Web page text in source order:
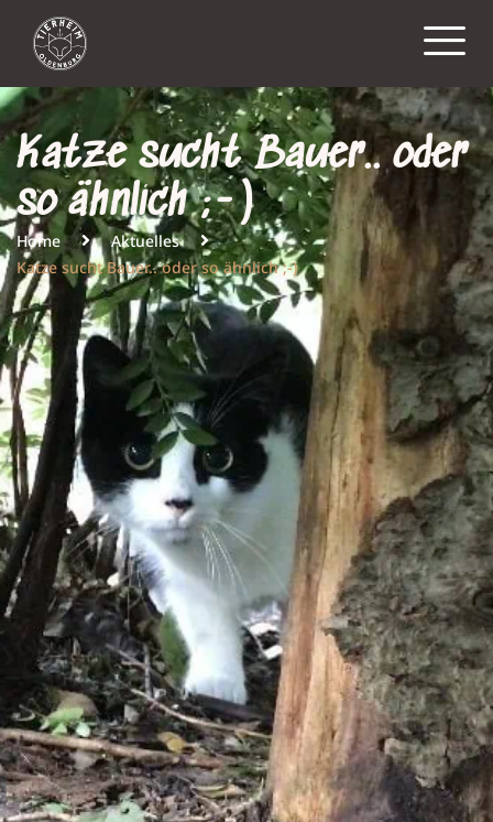
Katze sucht Bauer.. oder
so ähnlich ;-)
Home
Aktuelles
Katze sucht Bauer.. oder so ähnlich ;-)